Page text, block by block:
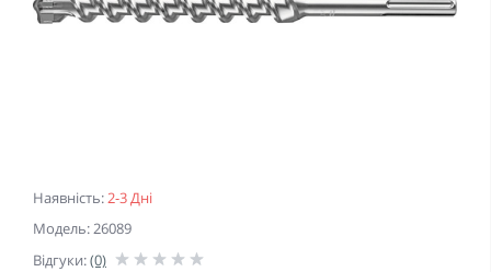
Наявність:2-3 Дні
Модель: 26089
Відгуки:(0)